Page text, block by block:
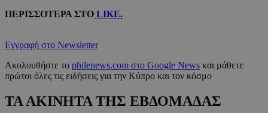
ΠΕΡΙΣΣΟΤΕΡΑ ΣTO LIKE.
Εγγραφή στο Newsletter
Ακολουθήστε το philenews.com στο Google News και μάθετε
πρώτοι όλες τις ειδήσεις για την Κύπρο και τον κόσμο
ΤΑ ΑΚΙΝΗΤΑ ΤΗΣ ΕΒΔΟΜΑΔΑΣ